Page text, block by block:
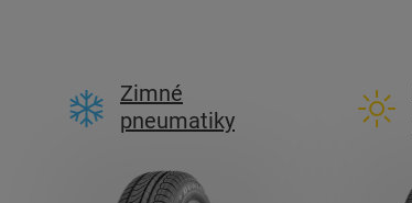
Zimné
pneumatiky